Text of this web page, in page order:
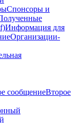
Спонсоры и
Информация для
Организации-
сообщениеВторое